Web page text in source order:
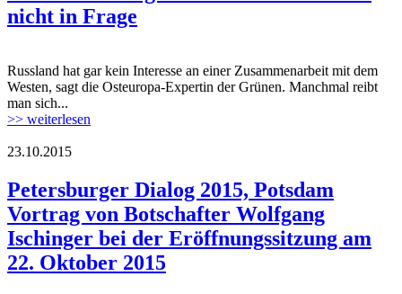
nicht in Frage
logo_tagesspiegel.png
Russland hat gar kein Interesse an einer Zusammenarbeit mit dem
Westen, sagt die Osteuropa-Expertin der Grünen. Manchmal reibt
man sich...
>> weiterlesen
logo_Petersburger_Dialog_01.jpg
23.10.2015
Petersburger Dialog 2015, Potsdam
Vortrag von Botschafter Wolfgang
Ischinger bei der Eröffnungssitzung am
22. Oktober 2015